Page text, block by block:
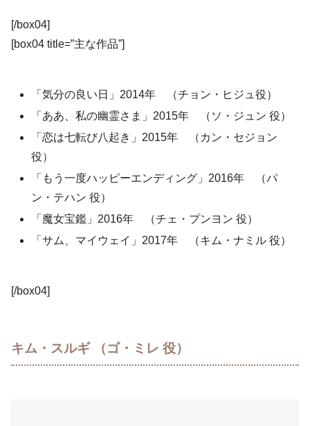
[/box04]
[box04 title=”主な作品”]
「気分の良い日」2014年 （チョン・ヒジュ役）
「ああ、私の幽霊さま」2015年 （ソ・ジュン 役）
「恋は七転び八起き」2015年 （カン・セジョン
役）
「もう一度ハッピーエンディング」2016年 （パ
ン・テハン 役）
「魔女宝鑑」2016年 （チェ・プンヨン 役）
「サム、マイウェイ」2017年 （キム・ナミル 役）
[/box04]
キム・スルギ （ゴ・ミレ 役）